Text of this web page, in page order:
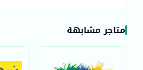
متاجر مشابهة